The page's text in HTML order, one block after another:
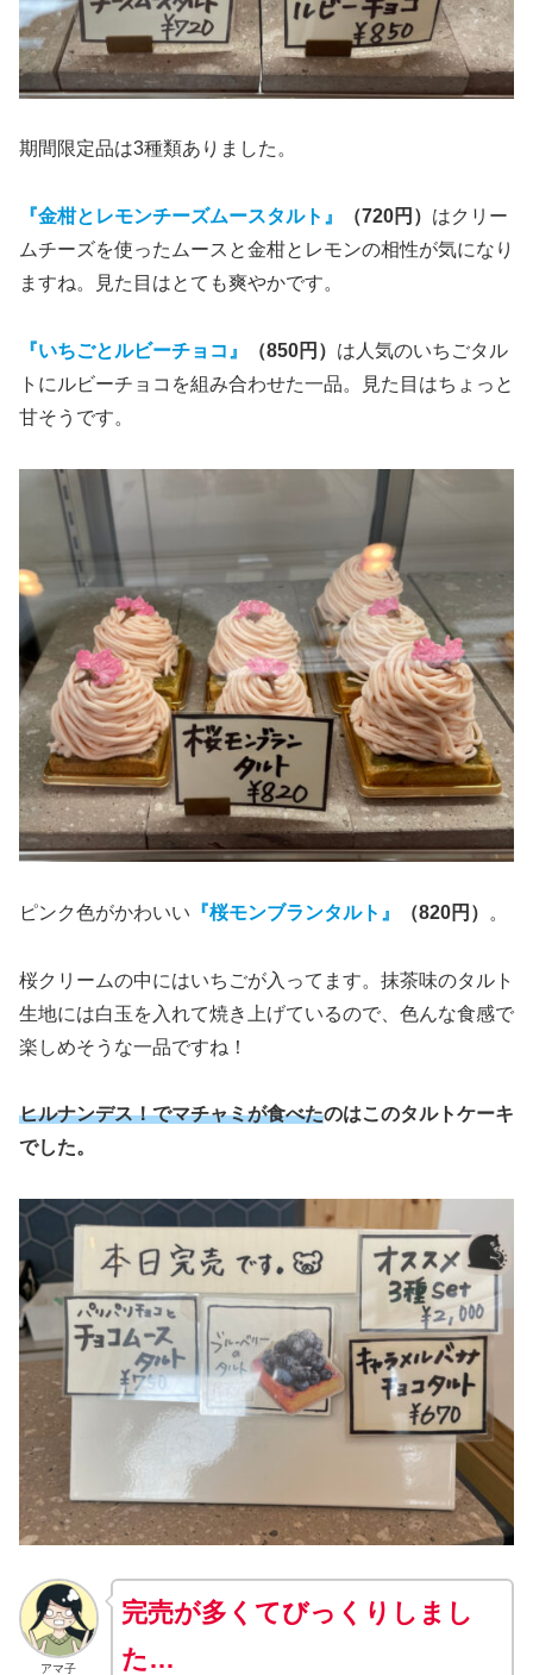
期間限定品は3種類ありました。
『金柑とレモンチーズムースタルト』 （720円） はクリー
ムチーズを使ったムースと金柑とレモンの相性が気になり
ますね。見た目はとても爽やかです。
『いちごとルビーチョコ』 （850円） は人気のいちごタル
トにルビーチョコを組み合わせた一品。見た目はちょっと
甘そうです。
ピンク色がかわいい 『桜モンブランタルト』 （820円） 。
桜クリームの中にはいちごが入ってます。抹茶味のタルト
生地には白玉を入れて焼き上げているので、色んな食感で
楽しめそうな一品ですね！
ヒルナンデス！でマチャミが食べたのはこのタルトケーキ
でした。
アマ子
完売が多くてびっくりしまし
た…